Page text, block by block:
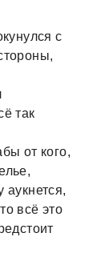
с
так
от кого,
всё это